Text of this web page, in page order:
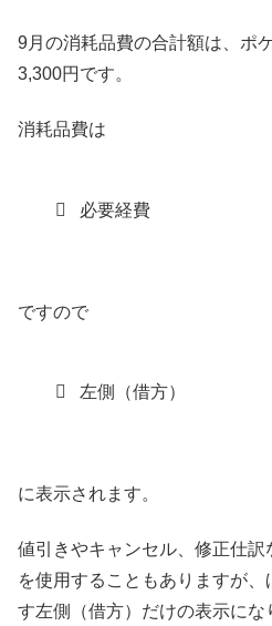
9月の消耗品費の合計額は、ポ
3,300円です。
消耗品費は
必要経費
ですので
左側（借方）
に表示されます。
値引きやキャンセル、修正仕訳
を使用することもありますが
す左側（借方）だけの表示にな